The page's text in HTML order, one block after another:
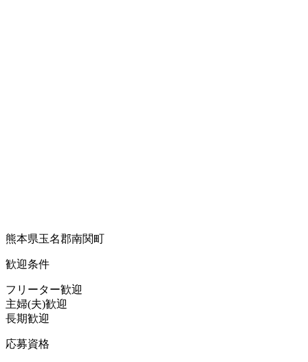
熊本県玉名郡南関町
歓迎条件
フリーター歓迎
主婦(夫)歓迎
長期歓迎
応募資格